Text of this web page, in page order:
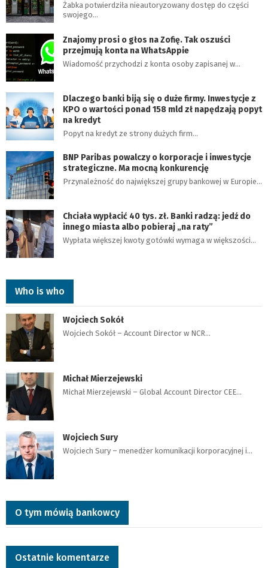
Żabka potwierdziła nieautoryzowany dostęp do części
swojego…
Znajomy prosi o głos na Zofię. Tak oszuści
przejmują konta na WhatsAppie
Wiadomość przychodzi z konta osoby zapisanej w…
Dlaczego banki biją się o duże firmy. Inwestycje z
KPO o wartości ponad 158 mld zł napędzają popyt
na kredyt
Popyt na kredyt ze strony dużych firm…
BNP Paribas powalczy o korporacje i inwestycje
strategiczne. Ma mocną konkurencję
Przynależność do największej grupy bankowej w Europie…
Chciała wypłacić 40 tys. zł. Banki radzą: jedź do
innego miasta albo pobieraj „na raty”
Wypłata większej kwoty gotówki wymaga w większości…
Who is who
Wojciech Sokół
Wojciech Sokół – Account Director w NCR…
Michał Mierzejewski
Michał Mierzejewski – Global Account Director CEE…
Wojciech Sury
Wojciech Sury – menedżer komunikacji korporacyjnej i…
O tym mówią bankowcy
Ostatnie komentarze